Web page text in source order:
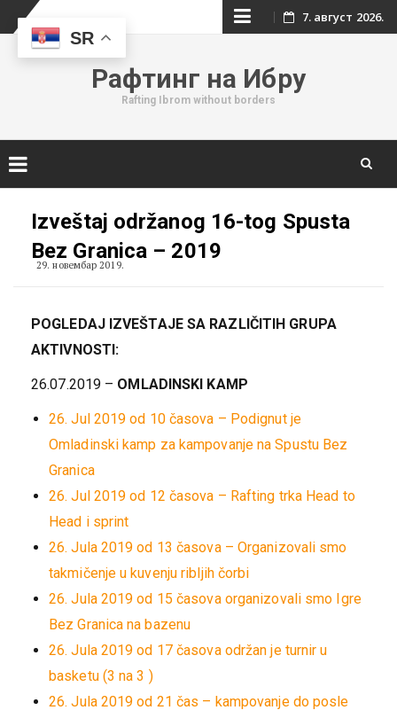
Skip
content
7. август 2026.
Рафтинг на Ибру
Rafting Ibrom without borders
Izveštaj održanog 16-tog Spusta
Bez Granica – 2019
29. новембар 2019.
POGLEDAJ IZVEŠTAJE SA RAZLIČITIH GRUPA
AKTIVNOSTI:
26.07.2019 – OMLADINSKI KAMP
26. Jul 2019 od 10 časova – Podignut je
Omladinski kamp za kampovanje na Spustu Bez
Granica
26. Jul 2019 od 12 časova – Rafting trka Head to
Head i sprint
26. Jula 2019 od 13 časova – Organizovali smo
takmičenje u kuvenju ribljih čorbi
26. Jula 2019 od 15 časova organizovali smo Igre
Bez Granica na bazenu
26. Jula 2019 od 17 časova održan je turnir u
basketu (3 na 3 )
26. Jula 2019 od 21 čas – kampovanje do posle
SR